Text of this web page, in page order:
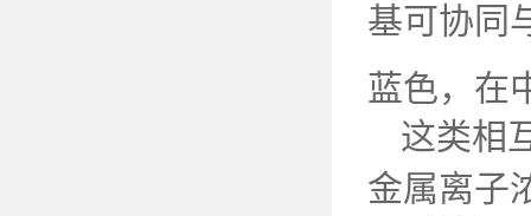
基可协同
蓝色，在
这类相
金属离子